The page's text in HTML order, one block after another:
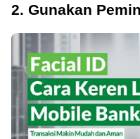
2. Gunakan